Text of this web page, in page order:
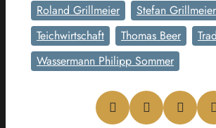
Roland Grillmeier
Stefan Grillmeier
Teichwirtschaft
Thomas Beer
Wassermann Philipp Sommer